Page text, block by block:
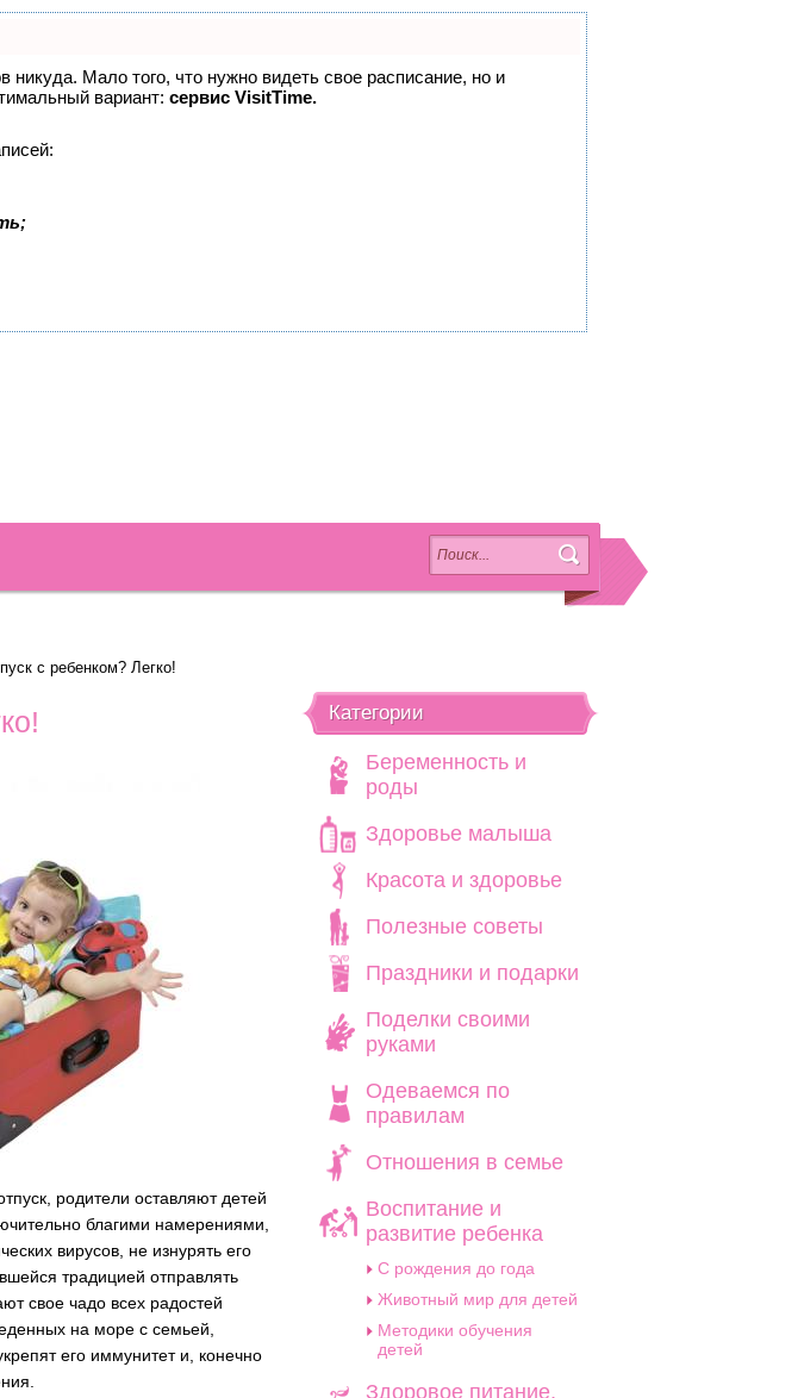
никуда. Мало того, что нужно видеть свое расписание, но и
вариант: сервис VisitTime.
с ребенком? Легко!
родители оставляют детей
благими намерениями,
вирусов, не изнурять его
традицией отправлять
свое чадо всех радостей
на море с семьей,
его иммунитет и, конечно
Категории
Беременность и
роды
Здоровье малыша
Красота и здоровье
Полезные советы
Праздники и подарки
Поделки своими
руками
Одеваемся по
правилам
Отношения в семье
Воспитание и
развитие ребенка
C рождения до года
Животный мир для детей
Методики обучения
детей
Здоровое питание,